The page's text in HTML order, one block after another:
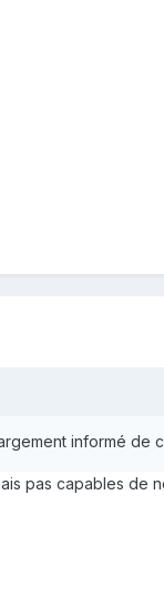
informé de
pas capables de